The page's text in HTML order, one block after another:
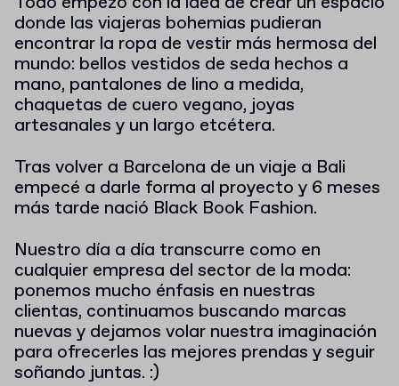
donde las viajeras bohemias pudieran
encontrar la ropa de vestir más hermosa del
mundo: bellos vestidos de seda hechos a
mano, pantalones de lino a medida,
chaquetas de cuero vegano, joyas
artesanales y un largo etcétera.
Tras volver a Barcelona de un viaje a Bali
empecé a darle forma al proyecto y 6 meses
más tarde nació Black Book Fashion.
Nuestro día a día transcurre como en
cualquier empresa del sector de la moda:
ponemos mucho énfasis en nuestras
clientas, continuamos buscando marcas
nuevas y dejamos volar nuestra imaginación
para ofrecerles las mejores prendas y seguir
soñando juntas. :)